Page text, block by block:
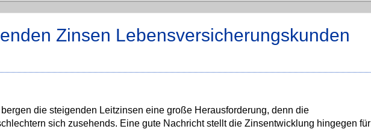
Zinsen Lebensversicherungskunden
die steigenden Leitzinsen eine große Herausforderung, denn die
sich zusehends. Eine gute Nachricht stellt die Zinsentwicklung hingegen für